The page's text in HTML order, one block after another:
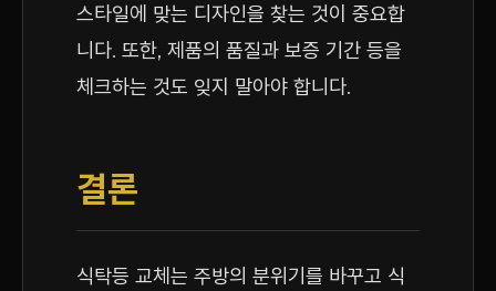
스타일에 맞는 디자인을 찾는 것이 중요합
니다. 또한, 제품의 품질과 보증 기간 등을
체크하는 것도 잊지 말아야 합니다.
결론
식탁등 교체는 주방의 분위기를 바꾸고 식